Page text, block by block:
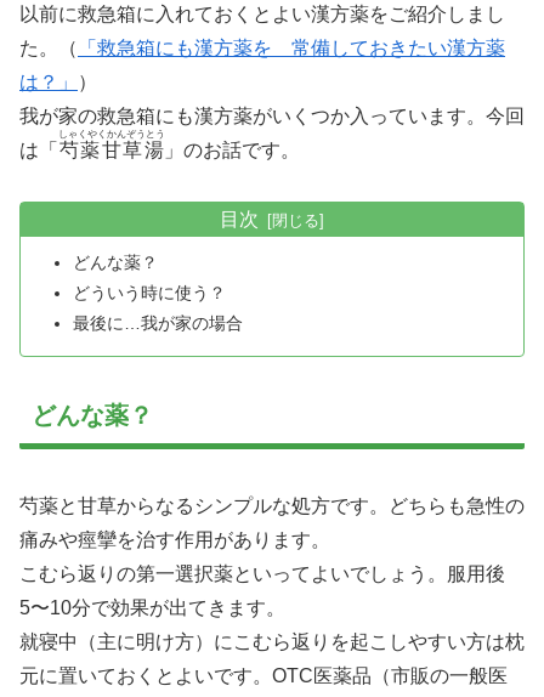
以前に救急箱に入れておくとよい漢方薬をご紹介しまし
た。（
「救急箱にも漢方薬を 常備しておきたい漢方薬
は？」
）
我が家の救急箱にも漢方薬がいくつか入っています。今回
は「 芍薬甘草湯
しゃくやくかんぞうとう
」のお話です。
目次
どんな薬？
どういう時に使う？
最後に…我が家の場合
どんな薬？
芍薬と甘草からなるシンプルな処方です。どちらも急性の
痛みや痙攣を治す作用があります。
こむら返りの第一選択薬といってよいでしょう。服用後
5〜10分で効果が出てきます。
就寝中（主に明け方）にこむら返りを起こしやすい方は枕
元に置いておくとよいです。OTC医薬品（市販の一般医